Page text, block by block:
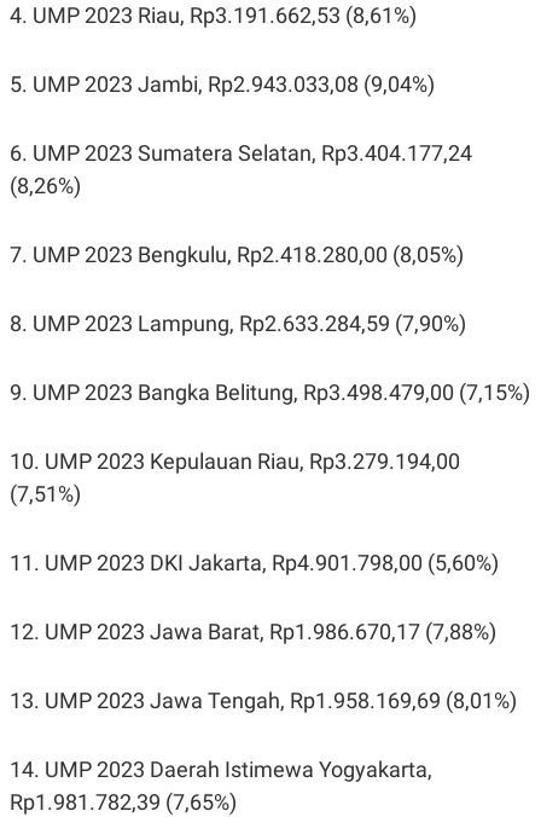
4. UMP 2023 Riau, Rp3.191.662,53 (8,61%)
5. UMP 2023 Jambi, Rp2.943.033,08 (9,04%)
6. UMP 2023 Sumatera Selatan, Rp3.404.177,24
(8,26%)
7. UMP 2023 Bengkulu, Rp2.418.280,00 (8,05%)
8. UMP 2023 Lampung, Rp2.633.284,59 (7,90%)
9. UMP 2023 Bangka Belitung, Rp3.498.479,00 (7,15%)
10. UMP 2023 Kepulauan Riau, Rp3.279.194,00
(7,51%)
11. UMP 2023 DKI Jakarta, Rp4.901.798,00 (5,60%)
12. UMP 2023 Jawa Barat, Rp1.986.670,17 (7,88%)
13. UMP 2023 Jawa Tengah, Rp1.958.169,69 (8,01%)
14. UMP 2023 Daerah Istimewa Yogyakarta,
Rp1.981.782,39 (7,65%)